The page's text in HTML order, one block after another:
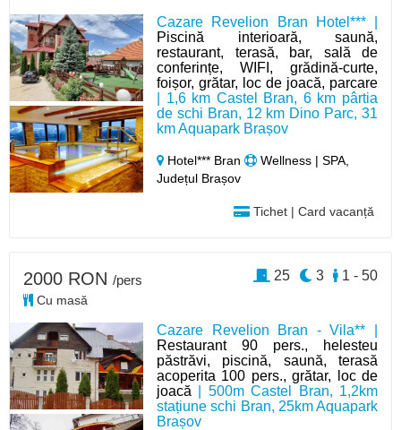
Cazare Revelion Bran Hotel*** |
Piscină interioară, saună,
restaurant, terasă, bar, sală de
conferințe, WIFI, grădină-curte,
foișor, grătar, loc de joacă, parcare
| 1,6 km Castel Bran, 6 km pârtia
de schi Bran, 12 km Dino Parc, 31
km Aquapark Brașov
Hotel*** Bran
Wellness | SPA,
Județul Brașov
Tichet | Card vacanță
Cazare Revelion Bran - Vila** |
Restaurant 90 pers., helesteu
păstrăvi, piscină, saună, terasă
acoperita 100 pers., grătar, loc de
joacă | 500m Castel Bran, 1,2km
stațiune schi Bran, 25km Aquapark
Brașov
2000 RON /pers
Cu masă
1 - 50
3
25